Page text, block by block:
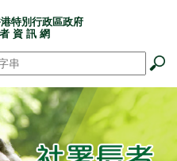
特別行政區政府
資 訊 網